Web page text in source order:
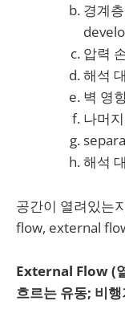
경계
압력
해석
벽 영
나머
해석
공간이 열려있는
flow, external
External Flow (
흐르는 유동; 비